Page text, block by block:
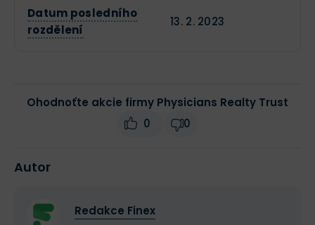
Datum posledního
rozdělení
13. 2. 2023
Ohodnoťte akcie firmy Physicians Realty Trust
0
0
Autor
Redakce Finex